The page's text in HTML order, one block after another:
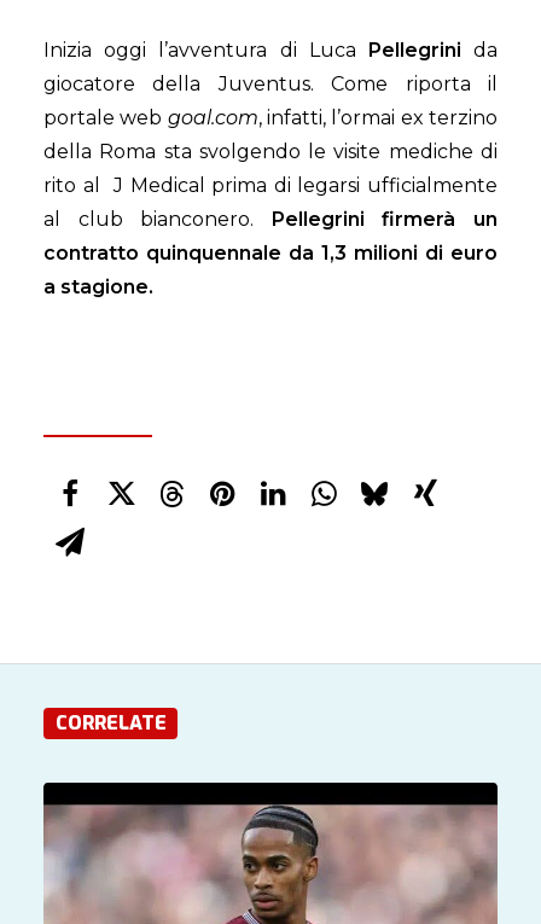
Inizia oggi l’avventura di Luca Pellegrinida
giocatore della Juventus. Come riporta il
portale web goal.com, infatti, l’ormai ex terzino
della Roma sta svolgendo le visite mediche di
rito al J Medical prima di legarsi ufficialmente
al club bianconero. Pellegrini firmerà un
contratto quinquennale da 1,3 milioni di euro
a stagione.
CORRELATE